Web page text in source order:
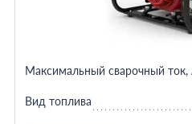
Максимальный сварочный ток,
Вид топлива